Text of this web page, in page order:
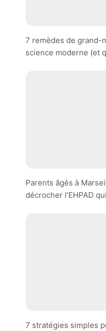
7 remèdes de grand-
science moderne (et
Parents âgés à
décrocher l’EHPAD
7 stratégies simples